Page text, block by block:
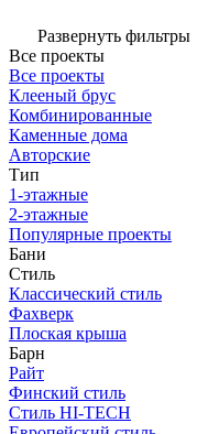
Развернуть фильтры
Все проекты
Все проекты
Клееный брус
Комбинированные
Каменные дома
Авторские
Тип
1-этажные
2-этажные
Популярные проекты
Бани
Стиль
Классический стиль
Фахверк
Плоская крыша
Барн
Райт
Финский стиль
Стиль HI-TECH